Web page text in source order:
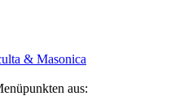
& Masonica
aus: